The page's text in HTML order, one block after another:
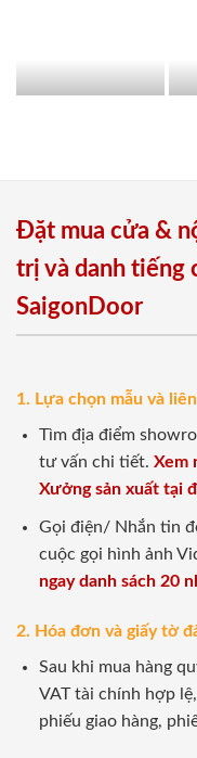
Đặt mua cửa &
trị và danh tiếng
SaigonDoor
1. Lựa chọn mẫu và
Tìm địa điểm
tư vấn chi tiết. Xem
Xưởng sản xuất tại
Gọi điện/ Nhắn tin
cuộc gọi hình ảnh
ngay danh sách 20
2. Hóa đơn và giấy tờ
Sau khi mua hàng
VAT tài chính hợp
phiếu giao hàng,